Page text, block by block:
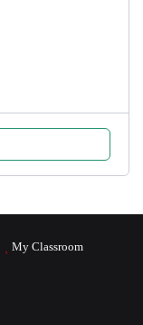
My Classroom